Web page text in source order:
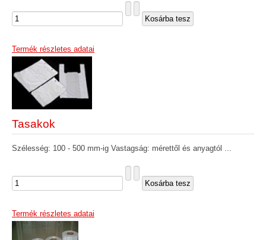
Termék részletes adatai
Tasakok
Szélesség: 100 - 500 mm-ig Vastagság: mérettől és anyagtól ...
Termék részletes adatai